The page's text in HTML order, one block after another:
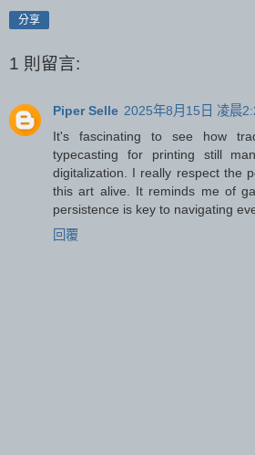
分享
1 則留言:
Piper Selle 2025年8月15日 凌晨
It's fascinating to see how
typecasting for printing still
digitalization. I really respect the
this art alive. It reminds me of
persistence is key to navigating
回覆